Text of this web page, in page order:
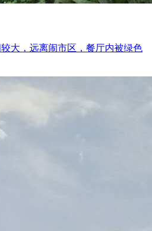
大，远离闹市区，餐厅内被绿色